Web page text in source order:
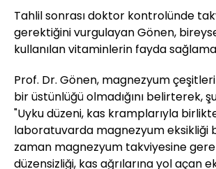
Tahlil sonrası doktor kontrolünde
gerektiğini vurgulayan Gönen,
kullanılan vitaminlerin fayda
Prof. Dr. Gönen, magnezyum
bir üstünlüğü olmadığını belirterek,
"Uyku düzeni, kas kramplarıyla
laboratuvarda magnezyum eksikliği
zaman magnezyum takviyesine
düzensizliği, kas ağrılarına yol açan